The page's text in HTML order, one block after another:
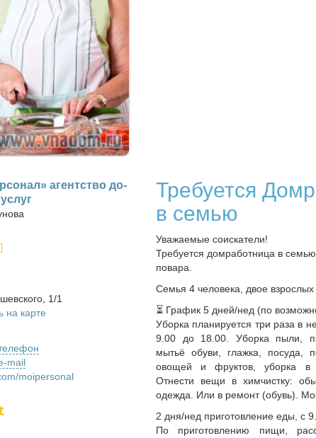
Требуется
в семью
Уважаемые соискатели!
Требуется домработница в
повара.
Семья 4 человека, двое
⏳ График 5 дней/нед (по
Уборка планируется три раза в
9.00 до 18.00. Уборка пыли,
мытьё обуви, глажка, посуда,
овощей и фруктов, уборка в
Отнести вещи в химчистку:
одежда. Или в ремонт (обувь).
2 дня/нед приготовление еды, с
По приготовлению пищи,
агент­ство до­
1/1
на карте
mail
moipersonal